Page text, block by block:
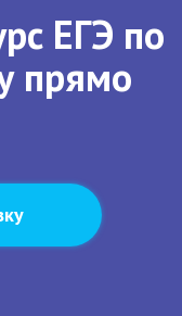
ЕГЭ по
прямо